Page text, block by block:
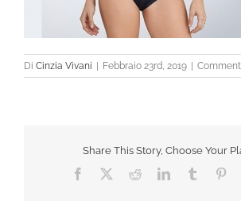
Di Cinzia Vivani Febbraio 23rd, 2019
Share This Story, Choose Your
Facebook RedditLinkedInTumblr